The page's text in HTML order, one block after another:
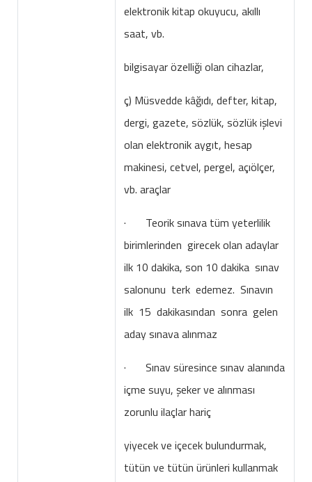
elektronik kitap okuyucu, akıllı
saat, vb.
bilgisayar özelliği olan cihazlar,
ç) Müsvedde kâğıdı, defter, kitap,
dergi, gazete, sözlük, sözlük işlevi
olan elektronik aygıt, hesap
makinesi, cetvel, pergel, açıölçer,
vb. araçlar
· Teorik sınava tüm yeterlilik
birimlerinden girecek olan adaylar
ilk 10 dakika, son 10 dakika sınav
salonunu terk edemez. Sınavın
ilk 15 dakikasından sonra gelen
aday sınava alınmaz
· Sınav süresince sınav alanında
içme suyu, şeker ve alınması
zorunlu ilaçlar hariç
yiyecek ve içecek bulundurmak,
tütün ve tütün ürünleri kullanmak